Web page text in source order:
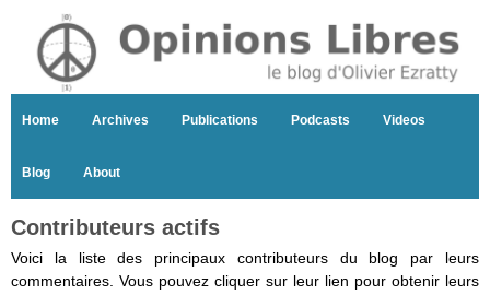
Home Archives Publications Podcasts Videos
Blog About
Contributeurs actifs
Voici la liste des principaux contributeurs du blog par leurs
commentaires. Vous pouvez cliquer sur leur lien pour obtenir leurs